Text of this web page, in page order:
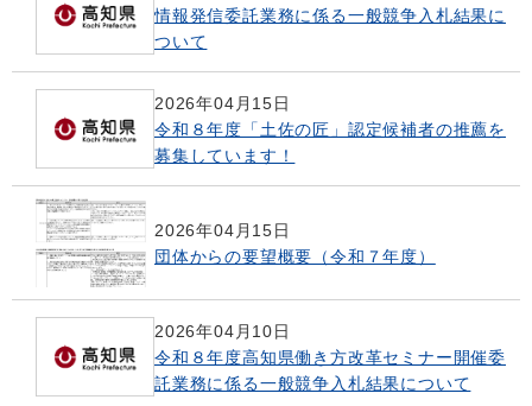
情報発信委託業務に係る一般競争入札結果に
ついて
2026年04月15日
令和８年度「土佐の匠」認定候補者の推薦を
募集しています！
2026年04月15日
団体からの要望概要（令和７年度）
2026年04月10日
令和８年度高知県働き方改革セミナー開催委
託業務に係る一般競争入札結果について